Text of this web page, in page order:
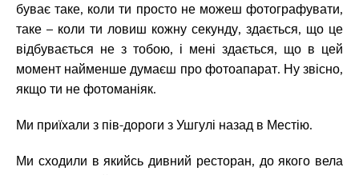
буває таке, коли ти просто не можеш фотографувати,
таке – коли ти ловиш кожну секунду, здається, що це
відбувається не з тобою, і мені здається, що в цей
момент найменше думаєш про фотоапарат. Ну звісно,
якщо ти не фотоманіяк.
Ми приїхали з пів-дороги з Ушгулі назад в Местію.
Ми сходили в якийсь дивний ресторан, до якого вела